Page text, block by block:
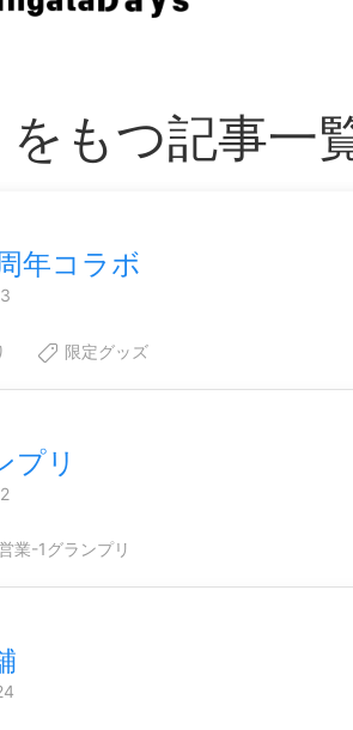
をもつ記事一
年コラボ
限定グッズ
プリ
業-1グランプリ